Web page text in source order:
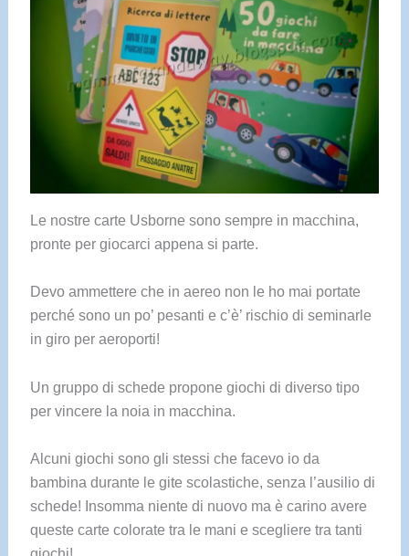
Le nostre carte Usborne sono sempre in macchina,
pronte per giocarci appena si parte.
Devo ammettere che in aereo non le ho mai portate
perché sono un po’ pesanti e c’è’ rischio di seminarle
in giro per aeroporti!
Un gruppo di schede propone giochi di diverso tipo
per vincere la noia in macchina.
Alcuni giochi sono gli stessi che facevo io da
bambina durante le gite scolastiche, senza l’ausilio di
schede! Insomma niente di nuovo ma è carino avere
queste carte colorate tra le mani e scegliere tra tanti